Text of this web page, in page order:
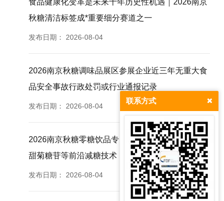
食品健康化变革是未来十年历史性机遇｜2026南京
秋糖清洁标签成*重要细分赛道之一
发布日期： 2026-08-04
2026南京秋糖调味品展区参展企业近三年无重大食
品安全事故行政处罚或行业通报记录
发布日期： 2026-08-04
2026南京秋糖零糖饮品专区汇聚赤藓糖醇阿洛酮糖
甜菊糖苷等前沿减糖技术
发布日期： 2026-08-04
联系方式